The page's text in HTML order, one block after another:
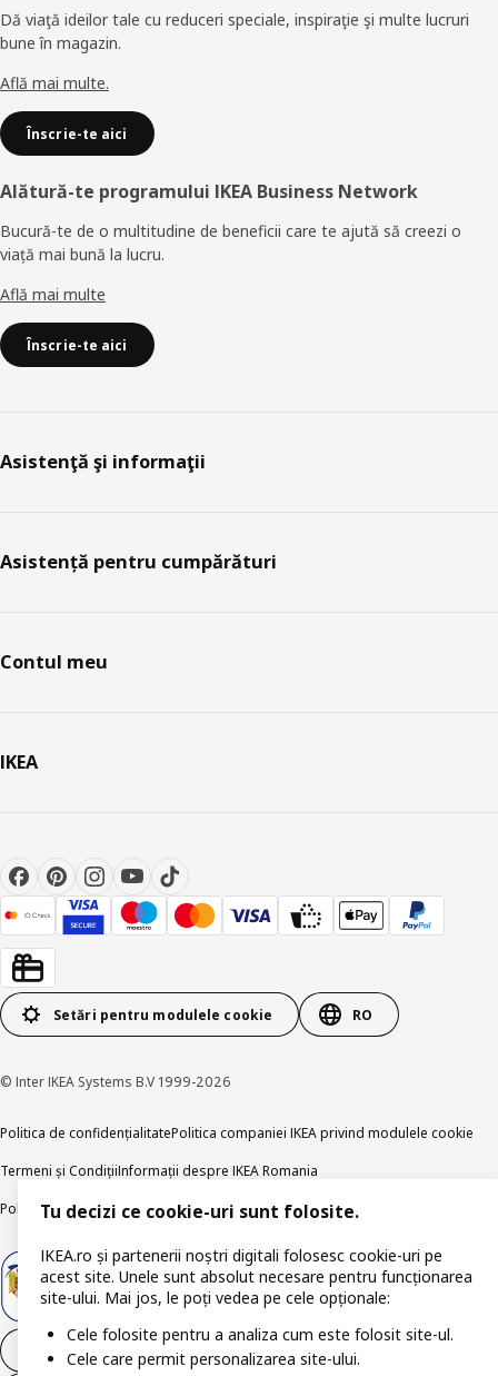
Dă viaţă ideilor tale cu reduceri speciale, inspiraţie şi multe lucruri
bune în magazin.
Află mai multe.
Înscrie-te aici
Alătură-te programului IKEA Business Network
Bucură-te de o multitudine de beneficii care te ajută să creezi o
viață mai bună la lucru.
Află mai multe
Înscrie-te aici
Asistenţă şi informaţii
Asistență pentru cumpărături
Contul meu
IKEA
Setări pentru modulele cookie RO
© Inter IKEA Systems B.V 1999-2026
Politica de confidențialitatePolitica companiei IKEA privind modulele cookie
Termeni și CondițiiInformații despre IKEA Romania
Politica de publicare responsabilăAccesibilitatea digitală
Retrage-te din contract
Tu decizi ce cookie-uri sunt folosite.
IKEA.ro și partenerii noștri digitali folosesc cookie-uri pe
acest site. Unele sunt absolut necesare pentru funcționarea
site-ului. Mai jos, le poți vedea pe cele opționale:
Cele folosite pentru a analiza cum este folosit site-ul.
Cele care permit personalizarea site-ului.